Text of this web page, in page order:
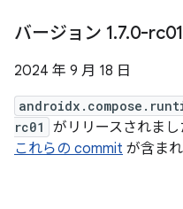
バージョン 1.7.0-rc01
2024 年 9 月 18 日
rc01
がリリースされま
これらの commit が含まれ